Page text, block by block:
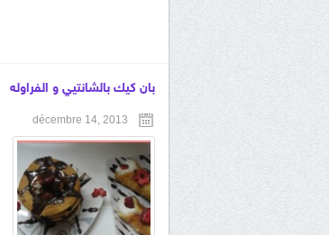
بان كيك بالشانتيي و الفراوله
décembre 14, 2013